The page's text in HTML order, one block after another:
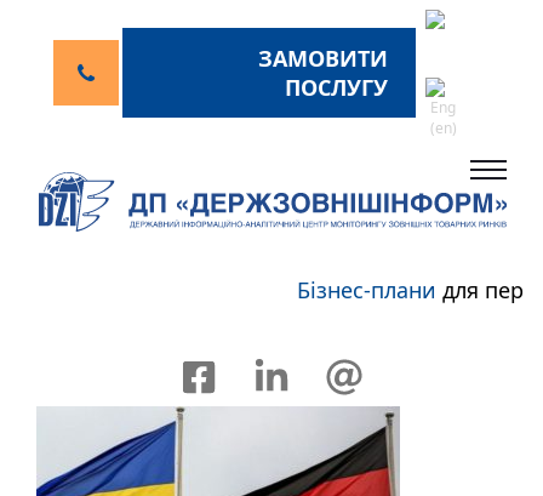
ЗАМОВИТИ
ПОСЛУГУ
Бізнес-планидля